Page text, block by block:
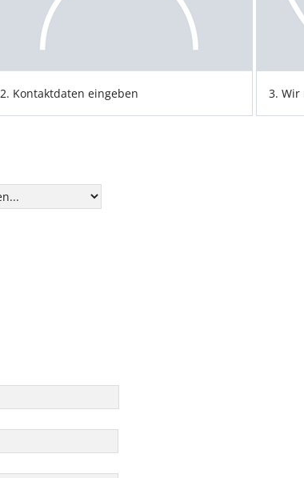
2. Kontaktdaten eingeben 3.